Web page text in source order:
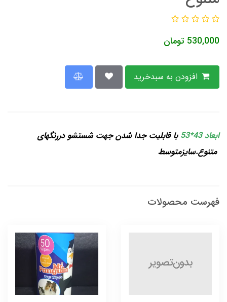
530,000 تومان
ابعاد 43*53
با قابلیت جدا شدن جهت شستشو دررنگهای
متنوع.سایزمتوسط
فهرست محصولات